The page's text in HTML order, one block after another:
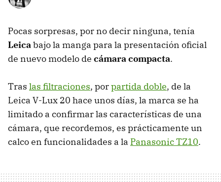
Pocas sorpresas, por no decir ninguna, tenía
Leicabajo la manga para la presentación oficial
de nuevo modelo de cámara compacta.
Tras las filtraciones, porpartida doble, de la
Leica V-Lux 20 hace unos días, la marca se ha
limitado a confirmar las características de una
cámara, que recordemos, es prácticamente un
calco en funcionalidades a la Panasonic TZ10.